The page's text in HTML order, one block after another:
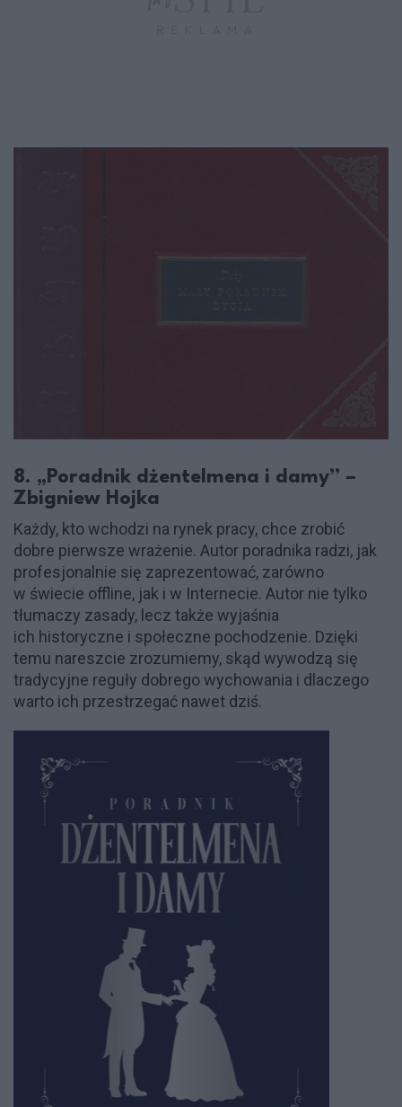
8. „Poradnik dżentelmena i damy” –
Zbigniew Hojka
Każdy, kto wchodzi na rynek pracy, chce zrobić
dobre pierwsze wrażenie. Autor poradnika radzi, jak
profesjonalnie się zaprezentować, zarówno
w świecie offline, jak i w Internecie. Autor nie tylko
tłumaczy zasady, lecz także wyjaśnia
ich historyczne i społeczne pochodzenie. Dzięki
temu nareszcie zrozumiemy, skąd wywodzą się
tradycyjne reguły dobrego wychowania i dlaczego
warto ich przestrzegać nawet dziś.